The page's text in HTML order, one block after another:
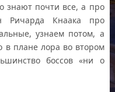
знают почти все, а про
Ричарда Кнаака про
узнаем потом, а
в плане лора во втором
боссов «ни о